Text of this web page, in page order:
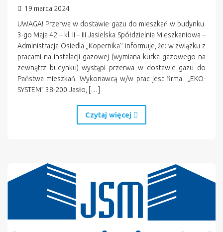
19 marca 2024
UWAGA! Przerwa w dostawie gazu do mieszkań w budynku
3-go Maja 42 – kl. II – III Jasielska Spółdzielnia Mieszkaniowa –
Administracja Osiedla ,,Kopernika’’ informuje, że: w związku z
pracami na instalacji gazowej (wymiana kurka gazowego na
zewnątrz budynku) wystąpi przerwa w dostawie gazu do
Państwa mieszkań. Wykonawcą w/w prac jest firma „EKO-
SYSTEM” 38-200 Jasło, […]
Czytaj więcej